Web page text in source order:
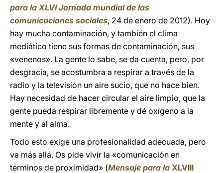
para la XLVI Jornada mundial de las
comunicaciones sociales, 24 de enero de 2012). Hoy
hay mucha contaminación, y también el clima
mediático tiene sus formas de contaminación, sus
«venenos». La gente lo sabe, se da cuenta, pero, por
desgracia, se acostumbra a respirar a través de la
radio y la televisión un aire sucio, que no hace bien.
Hay necesidad de hacer circular el aire limpio, que la
gente pueda respirar libremente y dé oxígeno a la
mente y al alma.
Todo esto exige una profesionalidad adecuada, pero
va más allá. Os pide vivir la «comunicación en
términos de proximidad» (Mensaje para la XLVIII